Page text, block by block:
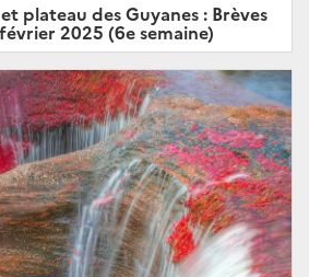
plateau des Guyanes : Brèves
2025 (6e semaine)